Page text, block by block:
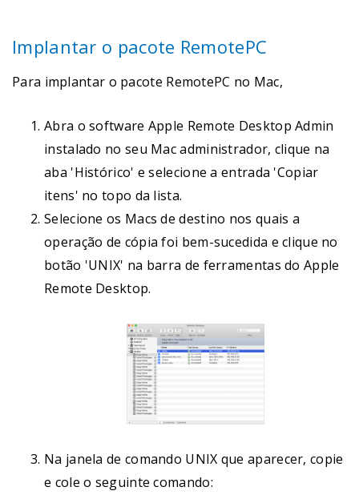
Implantar o pacote RemotePC
Para implantar o pacote RemotePC no Mac,
Abra o software Apple Remote Desktop Admin
instalado no seu Mac administrador, clique na
aba 'Histórico' e selecione a entrada 'Copiar
itens' no topo da lista.
Selecione os Macs de destino nos quais a
operação de cópia foi bem-sucedida e clique no
botão 'UNIX' na barra de ferramentas do Apple
Remote Desktop.
Na janela de comando UNIX que aparecer, copie
e cole o seguinte comando: